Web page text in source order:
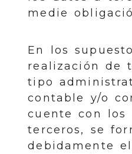
medie
En los
realización de
tipo
contable y/o
cuente con los
terceros, se
debidamente